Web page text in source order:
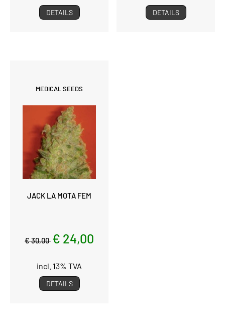
DETAILS DETAILS
MEDICAL SEEDS
JACK LA MOTA FEM
€ 30,00 € 24,00
incl. 13% TVA
DETAILS